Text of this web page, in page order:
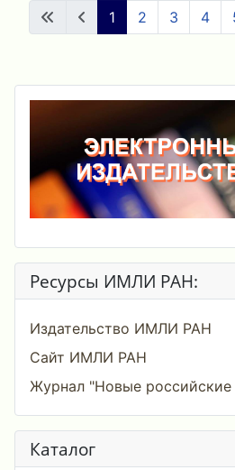
1 2 3 4
Ресурсы ИМЛИ РАН:
Издательство ИМЛИ РАН
Сайт ИМЛИ РАН
Журнал "Новые российские
Каталог